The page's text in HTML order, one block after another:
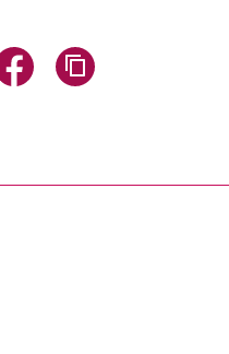
Mail teilen
über WhatsApp teilen
Seite über Facebook